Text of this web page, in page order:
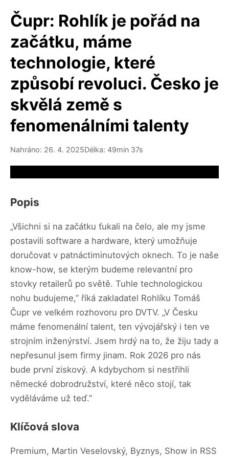
Čupr: Rohlík je pořád na
začátku, máme
technologie, které
způsobí revoluci. Česko je
skvělá země s
fenomenálními talenty
Nahráno: 26. 4. 2025Délka: 49min 37s
Popis
„Všichni si na začátku ťukali na čelo, ale my jsme
postavili software a hardware, který umožňuje
doručovat v patnáctiminutových oknech. To je naše
know-how, se kterým budeme relevantní pro
stovky retailerů po světě. Tuhle technologickou
nohu budujeme,” říká zakladatel Rohlíku Tomáš
Čupr ve velkém rozhovoru pro DVTV. „V Česku
máme fenomenální talent, ten vývojářský i ten ve
strojním inženýrství. Jsem hrdý na to, že žiju tady a
nepřesunul jsem firmy jinam. Rok 2026 pro nás
bude první ziskový. A kdybychom si nestřihli
německé dobrodružství, které něco stojí, tak
vyděláváme už teď.”
Klíčová slova
Premium, Martin Veselovský, Byznys, Show in RSS